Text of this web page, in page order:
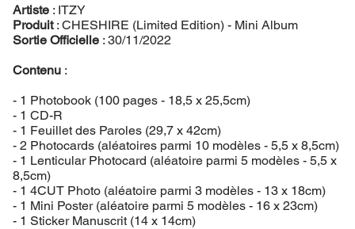
Artiste: ITZY
Produit: CHESHIRE (Limited Edition) - Mini Album
Sortie Officielle: 30/11/2022
Contenu:
- 1 Photobook (100 pages - 18,5 x 25,5cm)
- 1 CD-R
- 1 Feuillet des Paroles (29,7 x 42cm)
- 2 Photocards (aléatoires parmi 10 modèles - 5,5 x 8,5cm)
- 1 Lenticular Photocard (aléatoire parmi 5 modèles - 5,5 x
8,5cm)
- 1 4CUT Photo (aléatoire parmi 3 modèles - 13 x 18cm)
- 1 Mini Poster (aléatoire parmi 5 modèles - 16 x 23cm)
- 1 Sticker Manuscrit (14 x 14cm)